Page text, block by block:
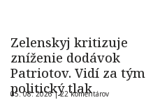
Zelenskyj kritizuje
zníženie dodávok
Patriotov. Vidí za tým
politický tlak
05. 08. 2026 |22 komentárov